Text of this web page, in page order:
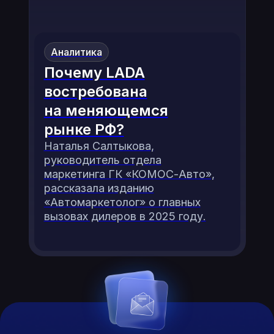
Аналитика
Почему LADA
востребована
на меняющемся
рынке РФ?
Наталья Салтыкова,
руководитель отдела
маркетинга ГК «КОМОС-Авто»,
рассказала изданию
«Автомаркетолог» о главных
вызовах дилеров в 2025 году.